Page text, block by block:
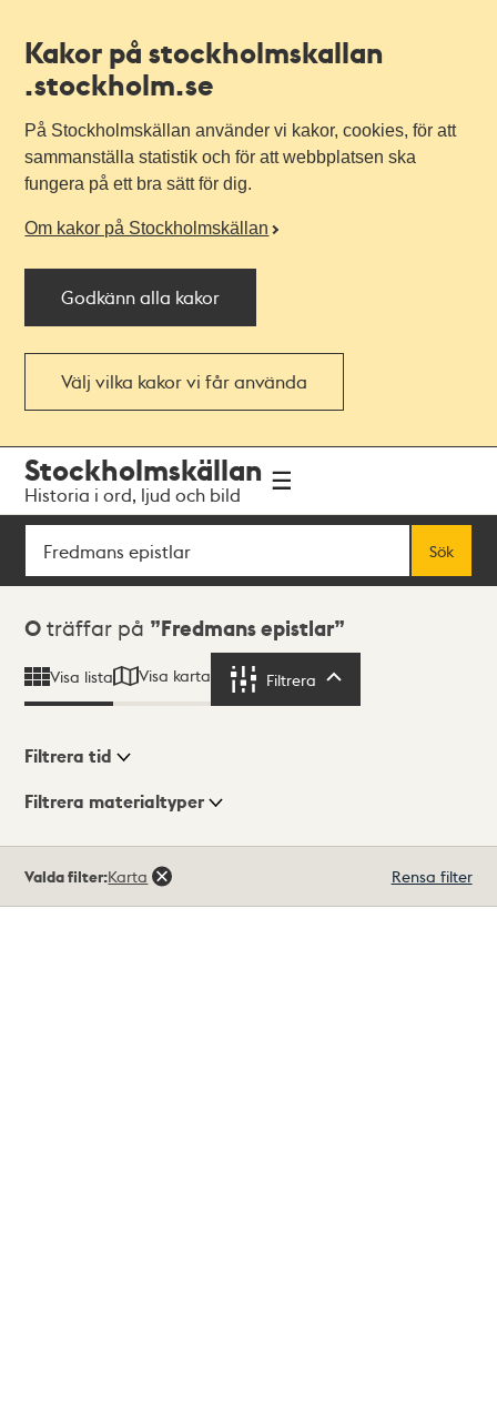
Kakor på stockholmskallan
.stockholm.se
På Stockholmskällan använder vi kakor, cookies, för att
sammanställa statistik och för att webbplatsen ska
fungera på ett bra sätt för dig.
Om kakor på Stockholmskällan
Godkänn alla kakor
Välj vilka kakor vi får använda
navigationen
huvudinnehållet
Stockholmskällan
Historia i ord, ljud och bild
Sök
Sök
Sökresultat
0 träffar på Fredmans epistlar
Visa lista Visa karta Filtrera
Visningsläge
Filtrera tid
Filtrera materialtyper
träffar
Valda filter:Karta Rensa filter